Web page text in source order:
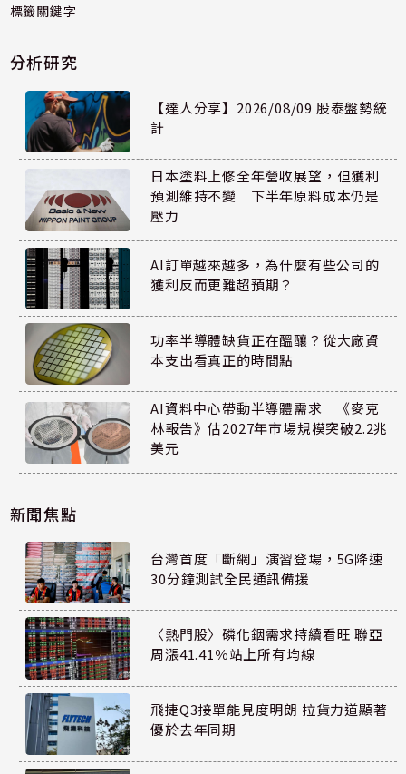
標籤關鍵字
分析研究
【達人分享】2026/08/09 股泰盤勢統
計
日本塗料上修全年營收展望，但獲利
預測維持不變 下半年原料成本仍是
壓力
AI訂單越來越多，為什麼有些公司的
獲利反而更難超預期？
功率半導體缺貨正在醞釀？從大廠資
本支出看真正的時間點
AI資料中心帶動半導體需求 《麥克
林報告》估2027年市場規模突破2.2兆
美元
新聞焦點
台灣首度「斷網」演習登場，5G降速
30分鐘測試全民通訊備援
〈熱門股〉磷化銦需求持續看旺 聯亞
周漲41.41％站上所有均線
飛捷Q3接單能見度明朗 拉貨力道顯著
優於去年同期